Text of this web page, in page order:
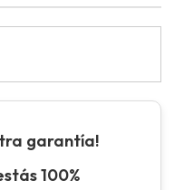
garantía!
100%